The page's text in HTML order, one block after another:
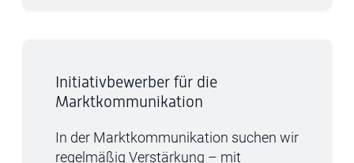
Initiativbewerber für die
Marktkommunikation
In der Marktkommunikation suchen wir
regelmäßig Verstärkung – mit